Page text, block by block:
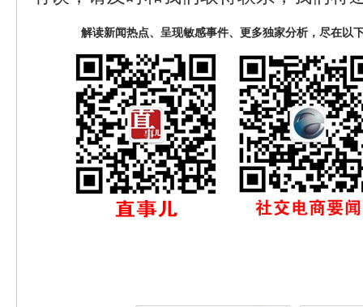
解读新闻热点、呈现敏感事件、更多独家分析，尽在以